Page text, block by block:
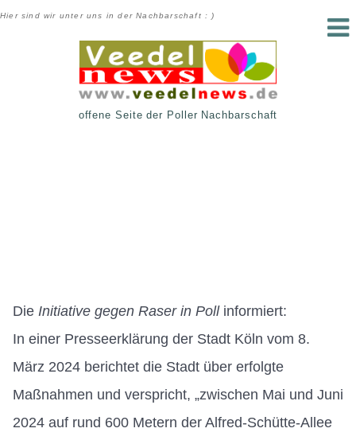
Hier sind wir unter uns in der Nachbarschaft : )
offene Seite der Poller Nachbarschaft
Die Initiative gegen Raser in Pollinformiert:
In einer Presseerklärung der Stadt Köln vom 8.
März 2024 berichtet die Stadt über erfolgte
Maßnahmen und verspricht, „zwischen Mai und Juni
2024 auf rund 600 Metern der Alfred-Schütte-Allee